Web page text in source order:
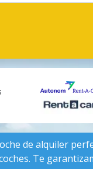
de alquiler
Te